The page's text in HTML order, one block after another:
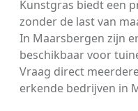
Kunstgras biedt een
zonder de last van
In Maarsbergen zijn
beschikbaar voor
Vraag direct
erkende bedrijven in